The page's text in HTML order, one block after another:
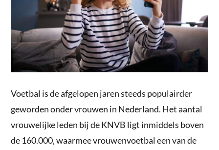
Voetbal is de afgelopen jaren steeds populairder
geworden onder vrouwen in Nederland. Het aantal
vrouwelijke leden bij de KNVB ligt inmiddels boven
de 160.000, waarmee vrouwenvoetbal een van de